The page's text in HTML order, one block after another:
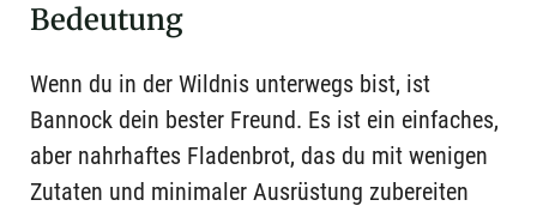
Bedeutung
Wenn du in der Wildnis unterwegs bist, ist
Bannock dein bester Freund. Es ist ein einfaches,
aber nahrhaftes Fladenbrot, das du mit wenigen
Zutaten und minimaler Ausrüstung zubereiten